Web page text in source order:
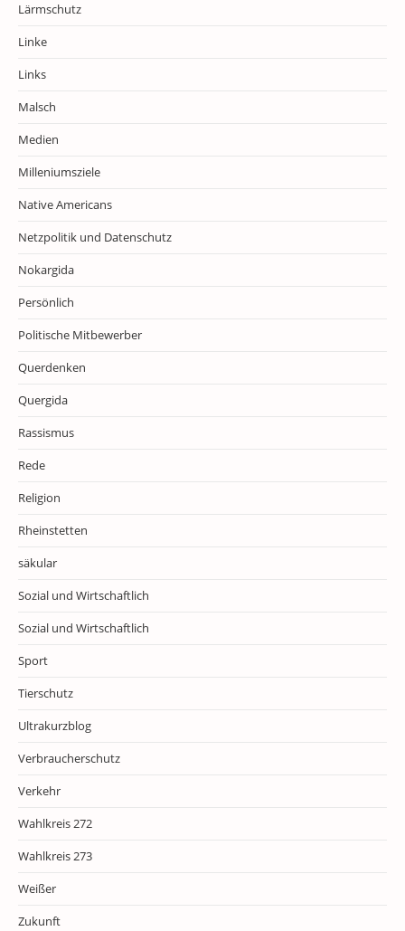
Lärmschutz
Linke
Links
Malsch
Medien
Milleniumsziele
Native Americans
Netzpolitik und Datenschutz
Nokargida
Persönlich
Politische Mitbewerber
Querdenken
Quergida
Rassismus
Rede
Religion
Rheinstetten
säkular
Sozial und Wirtschaftlich
Sozial und Wirtschaftlich
Sport
Tierschutz
Ultrakurzblog
Verbraucherschutz
Verkehr
Wahlkreis 272
Wahlkreis 273
Weißer
Zukunft